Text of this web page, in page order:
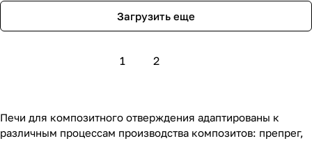
Загрузить еще
1 2
Печи для композитного отверждения адаптированы к
различным процессам производства композитов: препрег,